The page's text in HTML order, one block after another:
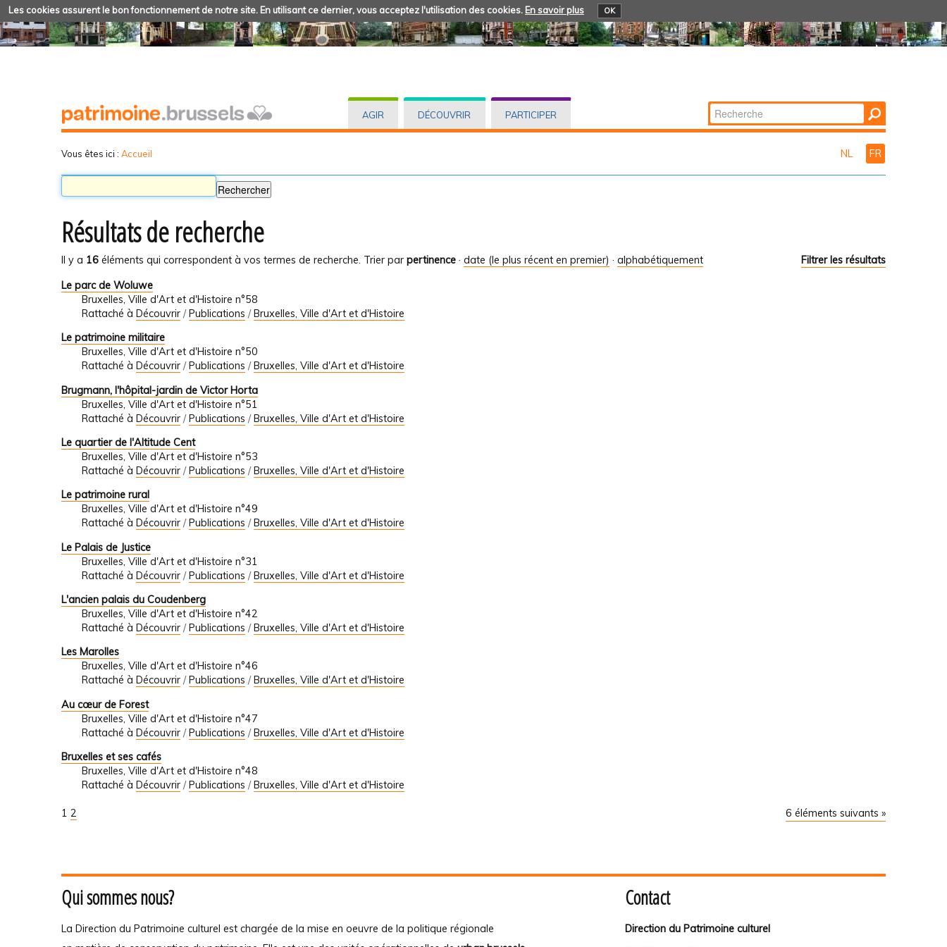
Les cookies assurent le bon fonctionnement de notre site. En utilisant ce dernier, vous acceptez l'utilisation des cookies. En savoir plus OK
AGIR DÉCOUVRIR PARTICIPER Chercher par
Recherche
Vous êtes ici : Accueil NL FR
Résultats de recherche
Il y a 16 éléments qui correspondent à vos termes de recherche. Filtrer les résultats
Trier par pertinence · date (le plus récent en premier) · alphabétiquement
Le parc de Woluwe
Bruxelles, Ville d'Art et d'Histoire n°58
Rattaché à Découvrir /Publications /Bruxelles, Ville d'Art et d'Histoire
Le patrimoine militaire
Bruxelles, Ville d'Art et d'Histoire n°50
Rattaché à Découvrir /Publications /Bruxelles, Ville d'Art et d'Histoire
Brugmann, l'hôpital-jardin de Victor Horta
Bruxelles, Ville d'Art et d'Histoire n°51
Rattaché à Découvrir /Publications /Bruxelles, Ville d'Art et d'Histoire
Le quartier de l'Altitude Cent
Bruxelles, Ville d'Art et d'Histoire n°53
Rattaché à Découvrir /Publications /Bruxelles, Ville d'Art et d'Histoire
Le patrimoine rural
Bruxelles, Ville d'Art et d'Histoire n°49
Rattaché à Découvrir /Publications /Bruxelles, Ville d'Art et d'Histoire
Le Palais de Justice
Bruxelles, Ville d'Art et d'Histoire n°31
Rattaché à Découvrir /Publications /Bruxelles, Ville d'Art et d'Histoire
L'ancien palais du Coudenberg
Bruxelles, Ville d'Art et d'Histoire n°42
Rattaché à Découvrir /Publications /Bruxelles, Ville d'Art et d'Histoire
Les Marolles
Bruxelles, Ville d'Art et d'Histoire n°46
Rattaché à Découvrir / Publications / Bruxelles, Ville d'Art et d'Histoire
Au cœur de Forest
Bruxelles, Ville d'Art et d'Histoire n°47
Rattaché à Découvrir /Publications /Bruxelles, Ville d'Art et d'Histoire
Bruxelles et ses cafés
Bruxelles, Ville d'Art et d'Histoire n°48
Rattaché à Découvrir /Publications /Bruxelles, Ville d'Art et d'Histoire
6 éléments suivants »
1 2
Qui sommes nous?
La Direction du Patrimoine culturel est chargée de la mise en oeuvre de la politique régionale
Contact
Direction du Patrimoine culturel